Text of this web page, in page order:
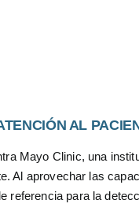
AL
Mayo Clinic, una
Al aprovechar las
referencia para la